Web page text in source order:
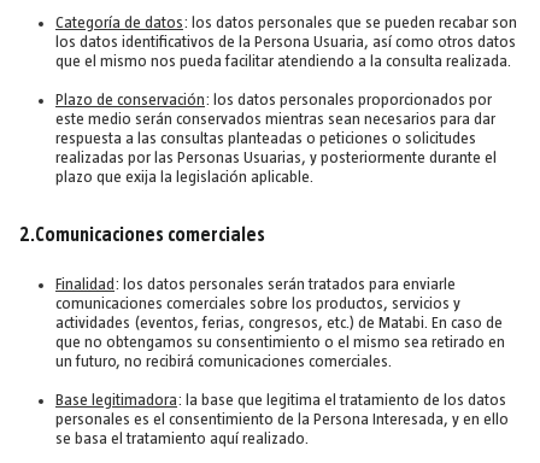
Categoría de datos: los datos personales que se pueden recabar son
los datos identificativos de la Persona Usuaria, así como otros datos
que el mismo nos pueda facilitar atendiendo a la consulta realizada.
Plazo de conservación: los datos personales proporcionados por
este medio serán conservados mientras sean necesarios para dar
respuesta a las consultas planteadas o peticiones o solicitudes
realizadas por las Personas Usuarias, y posteriormente durante el
plazo que exija la legislación aplicable.
2.Comunicaciones comerciales
Finalidad : los datos personales serán tratados para enviarle
comunicaciones comerciales sobre los productos, servicios y
actividades (eventos, ferias, congresos, etc.) de Matabi. En caso de
que no obtengamos su consentimiento o el mismo sea retirado en
un futuro, no recibirá comunicaciones comerciales.
Base legitimadora: la base que legitima el tratamiento de los datos
personales es el consentimiento de la Persona Interesada, y en ello
se basa el tratamiento aquí realizado.